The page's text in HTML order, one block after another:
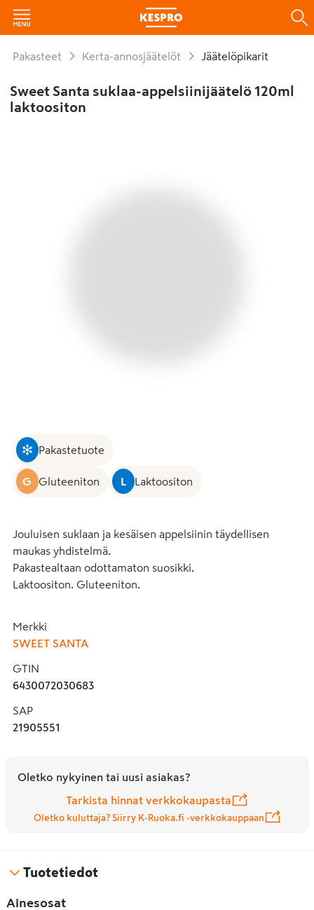
Pakasteet Kerta-annosjäätelöt Jäätelöpikarit
Sweet Santa suklaa-appelsiinijäätelö 120ml
laktoositon
Pakastetuote
G Gluteeniton L Laktoositon
Jouluisen suklaan ja kesäisen appelsiinin täydellisen
maukas yhdistelmä.
Pakastealtaan odottamaton suosikki.
Laktoositon. Gluteeniton.
Merkki
SWEET SANTA
GTIN
6430072030683
SAP
21905551
Oletko nykyinen tai uusi asiakas?
Tarkista hinnat verkkokaupasta
Oletko kuluttaja? Siirry K-Ruoka.fi -verkkokauppaan
Tuotetiedot
Ainesosat